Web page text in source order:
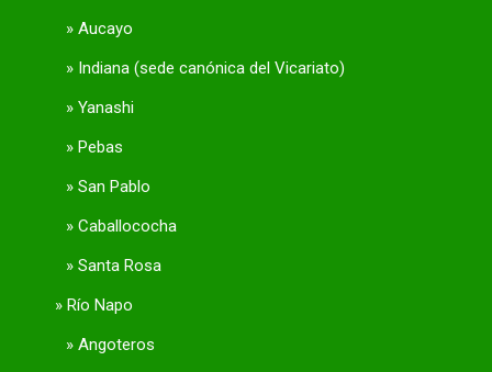
Aucayo
Indiana (sede canónica del Vicariato)
Yanashi
Pebas
San Pablo
Caballococha
Santa Rosa
Río Napo
Angoteros